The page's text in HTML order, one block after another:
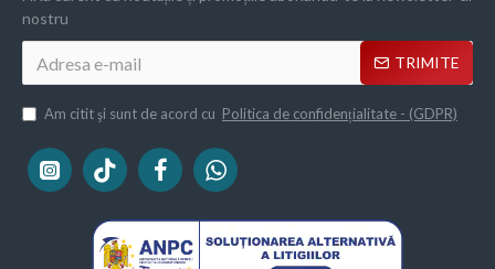
nostru
TRIMITE
Am citit şi sunt de acord cu Politica de confidențialitate - (GDPR)